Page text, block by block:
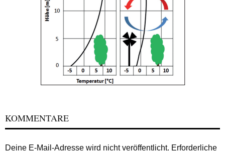
KOMMENTARE
Deine E-Mail-Adresse wird nicht veröffentlicht. Erforderliche